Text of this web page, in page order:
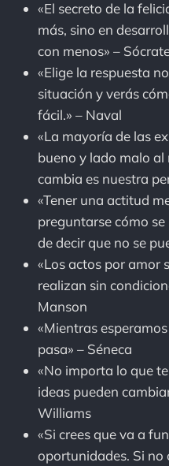
«El secreto de la
más, sino en
con menos» –
«Elige la respuesta
situación y verás
fácil.» – Naval
«La mayoría de las
bueno y lado malo
cambia es nuestra
«Tener una actitud
preguntarse cómo
de decir que no se
«Los actos por amor
realizan sin
Manson
«Mientras
pasa» – Séneca
«No importa lo que
ideas pueden
Williams
«Si crees que va a
oportunidades. Si no